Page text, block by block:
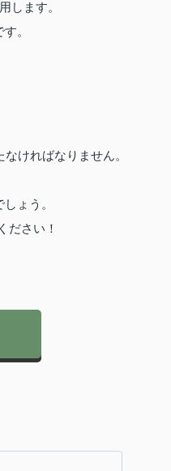
します。
。
ければなりません。
ょう。
ください！